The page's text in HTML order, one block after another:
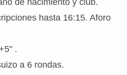
de nacimiento y club.
hasta 16:15. Aforo
.
a 6 rondas.